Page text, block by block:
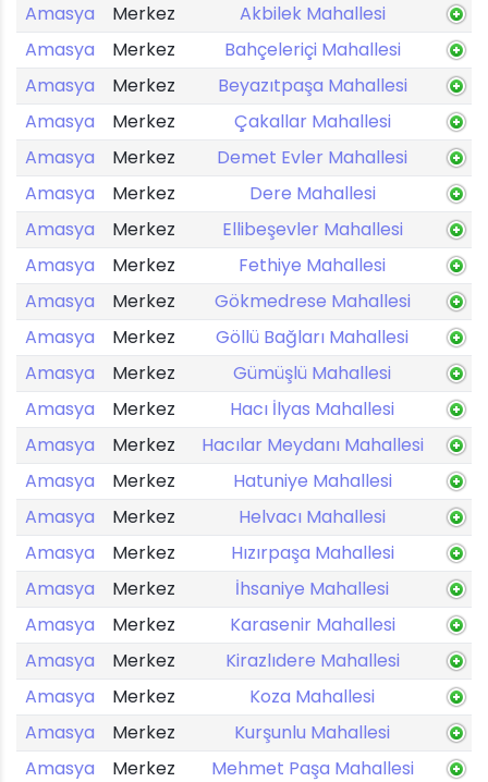
Amasya Merkez
Akbilek Mahallesi
Amasya
Merkez
Bahçeleriçi Mahallesi
Amasya
Merkez
Beyazıtpaşa Mahallesi
Amasya
Merkez
Çakallar Mahallesi
Amasya
Merkez
Demet Evler Mahallesi
Amasya
Merkez
Dere Mahallesi
Amasya
Merkez
Ellibeşevler Mahallesi
Amasya
Merkez
Fethiye Mahallesi
Amasya
Merkez
Gökmedrese Mahallesi
Amasya
Merkez
Göllü Bağları Mahallesi
Amasya
Merkez
Gümüşlü Mahallesi
Amasya
Merkez
Hacı İlyas Mahallesi
Amasya
Merkez
Hacılar Meydanı Mahallesi
Amasya
Merkez
Hatuniye Mahallesi
Amasya
Merkez
Helvacı Mahallesi
Amasya
Merkez
Hızırpaşa Mahallesi
Amasya
Merkez
İhsaniye Mahallesi
Amasya
Merkez
Karasenir Mahallesi
Amasya
Merkez
Kirazlıdere Mahallesi
Amasya
Merkez
Koza Mahallesi
Amasya
Merkez
Kurşunlu Mahallesi
Amasya
Merkez
Mehmet Paşa Mahallesi